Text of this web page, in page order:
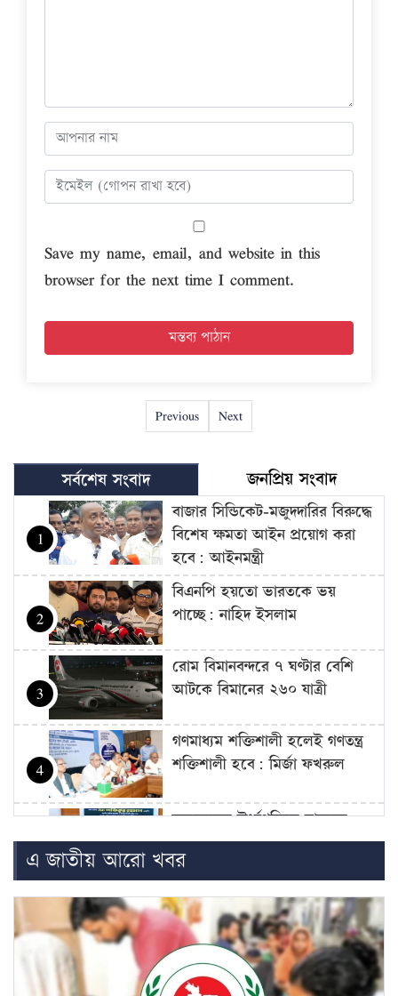
Save my name, email, and website in this
browser for the next time I comment.
Previous Next
সর্বশেষ সংবাদ জনপ্রিয় সংবাদ
1
বাজার সিন্ডিকেট-মজুদদারির বিরুদ্ধে
বিশেষ ক্ষমতা আইন প্রয়োগ করা
হবে: আইনমন্ত্রী
2
বিএনপি হয়তো ভারতকে ভয়
পাচ্ছে: নাহিদ ইসলাম
3
রোম বিমানবন্দরে ৭ ঘণ্টার বেশি
আটকে বিমানের ২৬০ যাত্রী
4
গণমাধ্যম শক্তিশালী হলেই গণতন্ত্র
শক্তিশালী হবে: মির্জা ফখরুল
5
দ্রব্যমূল্যের ঊর্ধ্বগতিতে মানুষের
জীবন দুর্বিষহ হয়ে উঠেছে: ডা.
শফিকুর রহমান
6
ওষুধ কোম্পানির আনন্দ ভ্রমণে
গেছেন চিকিৎসকরা, হাসপাতালে
ভোগান্তিতে রোগীরা
হামের উপসর্গে আরও ৩ শিশুর
এ জাতীয় আরো খবর